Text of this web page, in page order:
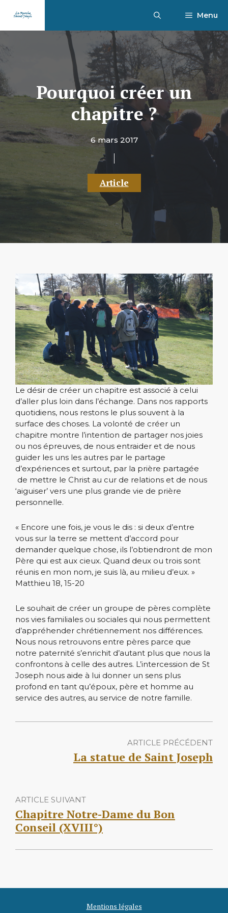
Menu
Pourquoi créer un
chapitre ?
6 mars 2017
Article
Le désir de créer un chapitre est associé à celui
d’aller plus loin dans l’échange. Dans nos rapports
quotidiens, nous restons le plus souvent à la
surface des choses. La volonté de créer un
chapitre montre l’intention de partager nos joies
ou nos épreuves, de nous entraider et de nous
guider les uns les autres par le partage
d’expériences et surtout, par la prière partagée
de mettre le Christ au cur de relations et de nous
‘aiguiser’ vers une plus grande vie de prière
personnelle.
« Encore une fois, je vous le dis : si deux d’entre
vous sur la terre se mettent d’accord pour
demander quelque chose, ils l’obtiendront de mon
Père qui est aux cieux. Quand deux ou trois sont
réunis en mon nom, je suis là, au milieu d’eux. »
Matthieu 18, 15-20
Le souhait de créer un groupe de pères complète
nos vies familiales ou sociales qui nous permettent
d’appréhender chrétiennement nos différences.
Nous nous retrouvons entre pères parce que
notre paternité s’enrichit d’autant plus que nous la
confrontons à celle des autres. L’intercession de St
Joseph nous aide à lui donner un sens plus
profond en tant qu’époux, père et homme au
service des autres, au service de notre famille.
ARTICLE PRÉCÉDENT
La statue de Saint Joseph
ARTICLE SUIVANT
Chapitre Notre-Dame du Bon
Conseil (XVIII°)
Mentions légales